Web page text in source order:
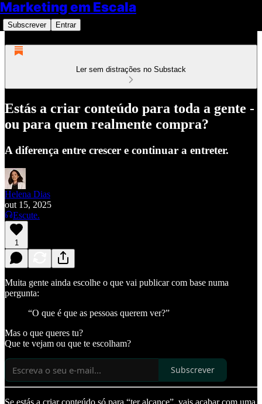
Marketing em Escala
Subscrever Entrar
Ler sem distrações no Substack
Estás a criar conteúdo para toda a gente -
ou para quem realmente compra?
A diferença entre crescer e continuar a entreter.
Helena Dias
out 15, 2025
Escute.
1
Muita gente ainda escolhe o que vai publicar com base numa
pergunta:
“O que é que as pessoas querem ver?”
Mas o que queres tu?
Que te vejam ou que te escolham?
Subscrever
Se estás a criar conteúdo só para “ter alcance”, vais acabar com uma